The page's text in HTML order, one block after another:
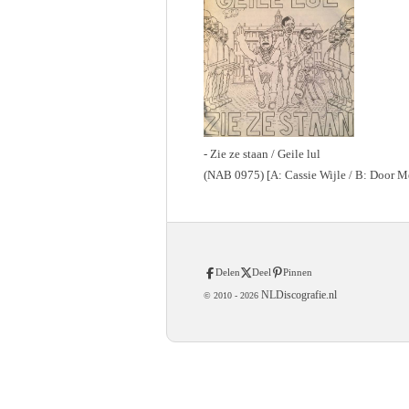
- Zie ze staan / Geile lul
(NAB 0975) [A: Cassie Wijle / B: Door
Delen Deel Pinnen
© 2010 - 2026 NLDiscografie.nl